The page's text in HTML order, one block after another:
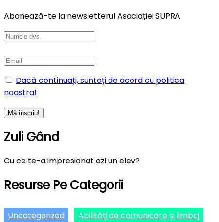
Abonează-te la newsletterul Asociației SUPRA
Dacă continuați, sunteți de acord cu politica
noastra!
Zuli Gând
Cu ce te-a impresionat azi un elev?
Resurse Pe Categorii
Uncategorized Abilităţi de comunicare şi limbaj